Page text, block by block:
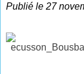
Publié le 27